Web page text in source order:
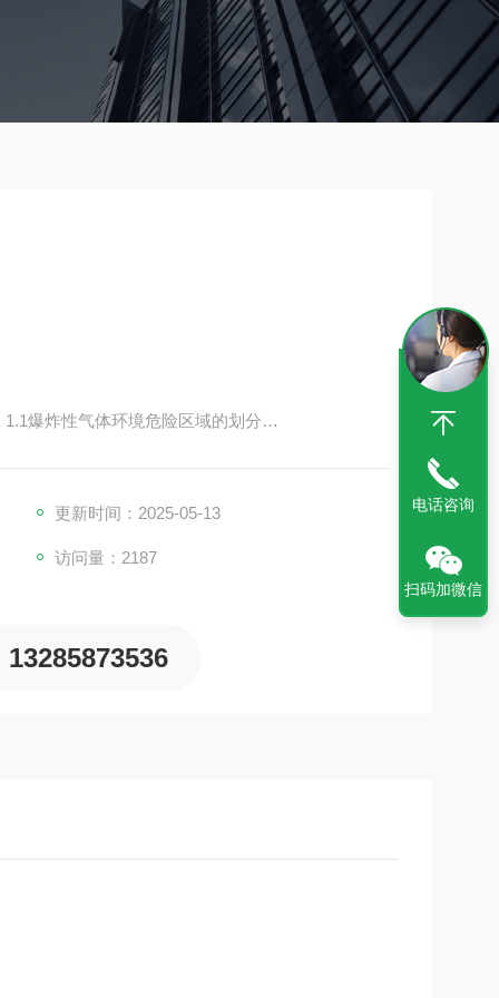
爆炸性气体环境危险区域的划分
更新时间：2025-05-13
访问量：2187
13285873536
电话咨询
扫码加微信